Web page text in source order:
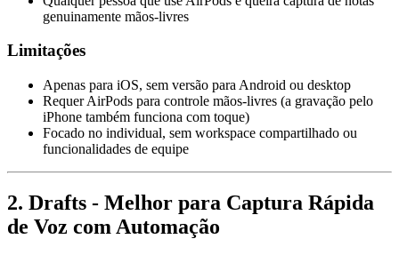
genuinamente mãos-livres
Limitações
Apenas para iOS, sem versão para Android ou desktop
Requer AirPods para controle mãos-livres (a gravação pelo
iPhone também funciona com toque)
Focado no individual, sem workspace compartilhado ou
funcionalidades de equipe
2. Drafts - Melhor para Captura Rápida
de Voz com Automação